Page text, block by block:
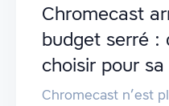
Chromecast
budget serré :
choisir pour
Chromecast n’est